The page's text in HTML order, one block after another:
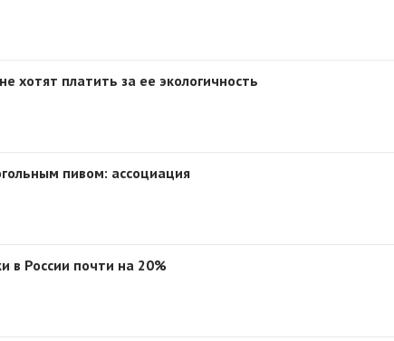
хотят платить за ее экологичность
пивом: ассоциация
в России почти на 20%